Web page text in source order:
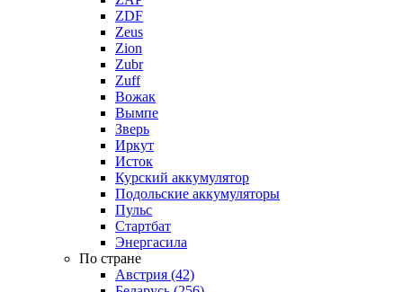
ZDF
Zeus
Zion
Zubr
Zuff
Вожак
Вымпе
Зверь
Иркут
Исток
Курский аккумулятор
Подольские аккумуляторы
Пульс
Стартбат
Энергасила
По стране
Австрия (42)